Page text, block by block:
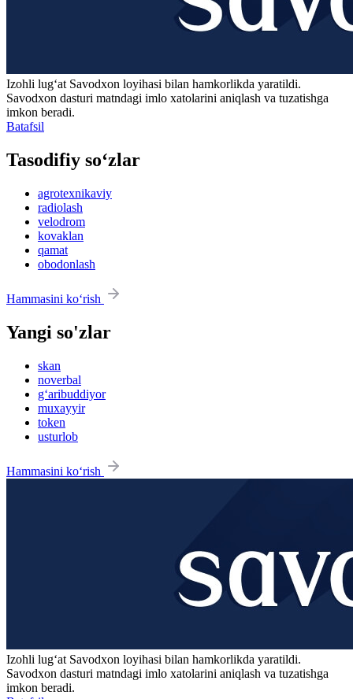
Izohli lugʻat Savodxon loyihasi bilan hamkorlikda yaratildi.
Savodxon dasturi matndagi imlo xatolarini aniqlash va tuzatishga
imkon beradi.
Batafsil
Tasodifiy so‘zlar
agrotexnikaviy
radiolash
velodrom
kovaklan
qamat
obodonlash
Hammasini ko‘rish
Yangi so'zlar
skan
noverbal
g‘aribuddiyor
muxayyir
token
usturlob
Hammasini ko‘rish
Izohli lugʻat Savodxon loyihasi bilan hamkorlikda yaratildi.
Savodxon dasturi matndagi imlo xatolarini aniqlash va tuzatishga
imkon beradi.